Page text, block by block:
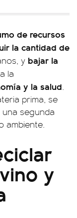
de recursos
la cantidad de
y bajar la
la
y la salud.
prima, se
segunda
ambiente.
y